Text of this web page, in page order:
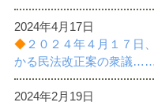
2024年4月17日
◆ ２０２４年４月１７日
かる民法改正案の衆議……
2024年2月19日